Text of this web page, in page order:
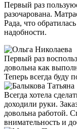
Первый раз
разочарована.
Рада, что
надобности.
Первый раз
довольна как
Теперь всегда буду
Всегда хотела
доходили руки.
довольна работой.
внимательность и